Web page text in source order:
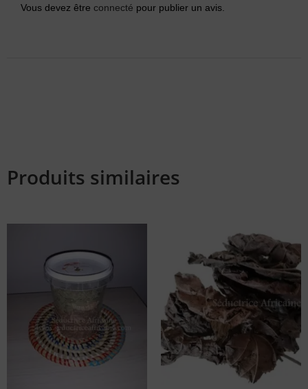
Vous devez être connecté pour publier un avis.
Produits similaires